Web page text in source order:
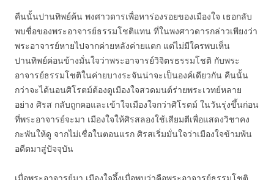
คืนนั้นปานทิพย์ค้น พงศาวดารเพื่อหาร่องรอยของเมืองใจ เธอกลับ
พบชื่อของพระอาจารย์ธรรมโชติแทน ที่ในพงศาวดารกล่าวเพียงว่า
พระอาจารย์หายไปจากค่ายหลังค่ายแตก แต่ไม่มีใครพบเห็น
ปานทิพย์ค่อนข้างมั่นใจว่าพระอาจารย์วิจิตรธรรมโชติ กับพระ
อาจารย์ธรรมโชติในค่ายบางระจันน่าจะเป็นองค์เดียวกัน คืนนั้น
กว่าจะได้นอนศิโรตม์ต้องดูเมืองใจสวดมนต์ร่ายพระเวทย์หลาย
อย่าง ศิรส กลับถูกคอและเข้าใจเมืองใจกว่าศิโรตม์ ในวันรุ่งขึ้นก่อน
ที่พระอาจารย์จะมา เมืองใจให้ศิรสลองใช้เสียมตีเพื่อแสดงวิชาคง
กะพันให้ดู จากไม่เชื่อในตอนแรก ศิรสเริ่มมั่นใจว่าเมืองใจข้ามพ้น
อดีตมาสู่ปัจจุบัน